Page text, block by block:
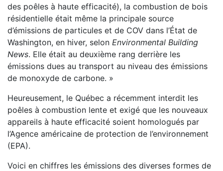
des poêles à haute efficacité), la combustion de bois
résidentielle était même la principale source
d’émissions de particules et de COV dans l’État de
Washington, en hiver, selon Environmental Building
News. Elle était au deuxième rang derrière les
émissions dues au transport au niveau des émissions
de monoxyde de carbone. »
Heureusement, le Québec a récemment interdit les
poêles à combustion lente et exigé que les nouveaux
appareils à haute efficacité soient homologués par
l’Agence américaine de protection de l’environnement
(EPA).
Voici en chiffres les émissions des diverses formes de